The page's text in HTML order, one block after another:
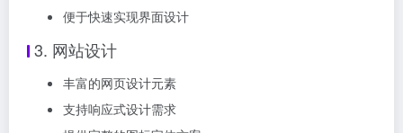
便于快速实现界面设计
3. 网站设计
丰富的网页设计元素
支持响应式设计需求